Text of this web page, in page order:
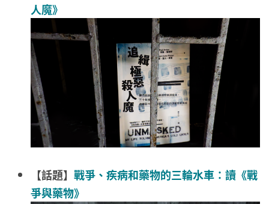
人魔》
【話題】 戰爭、疾病和藥物的三輪水車：讀《戰
爭與藥物》